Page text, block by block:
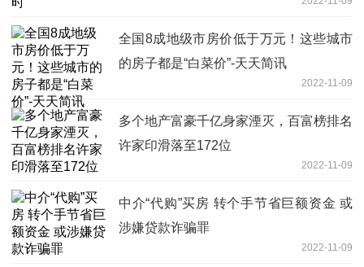
全国8成地级市房价低于万元！这些城市
的房子都是“白菜价”-天天简讯
2022-11-09
多个地产富豪千亿身家湮灭，百富榜排名
许家印滑落至172位
2022-11-09
中介“代购”买房 转个手节省巨额资金 或
涉嫌贷款诈骗罪
2022-11-09